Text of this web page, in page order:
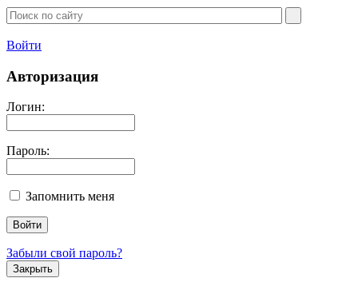
Войти
Авторизация
Логин:
Пароль:
Запомнить меня
Забыли свой пароль?
Закрыть